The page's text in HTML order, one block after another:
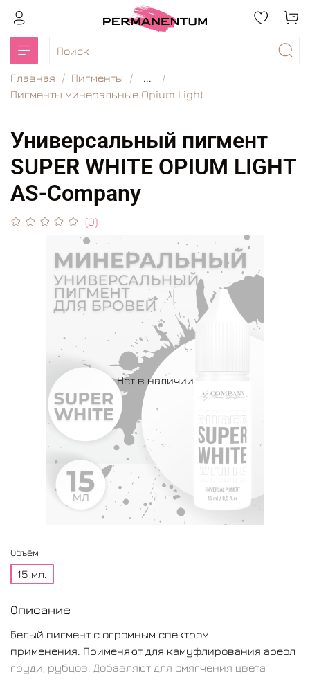
Главная Пигменты
...
Пигменты минеральные Opium Light
Универсальный пигмент
SUPER WHITE OPIUM LIGHT
AS-Company
(0)
Нет в наличии
Объём
15 мл.
Описание
Белый пигмент с огромным спектром
применения. Применяют для камуфлирования ареол
груди, рубцов. Добавляют для смягчения цвета